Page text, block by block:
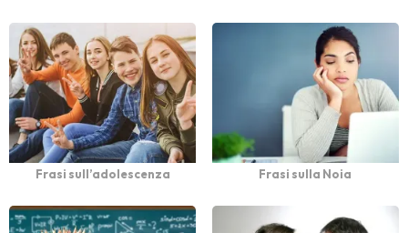
Frasi sull’adolescenza Frasi sulla Noia